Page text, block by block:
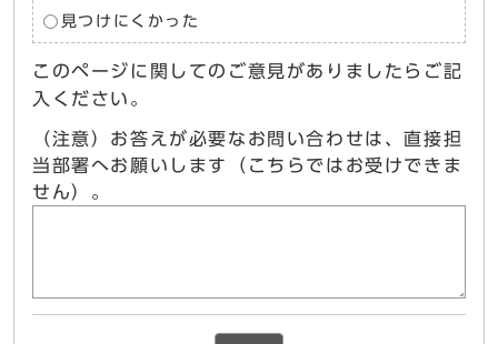
見つけにくかった
このページに関してのご意見がありましたらご記
入ください。
（注意）お答えが必要なお問い合わせは、直接担
当部署へお願いします（こちらではお受けできま
せん）。